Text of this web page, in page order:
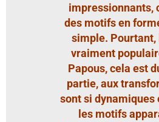
impressionnants,
des motifs en
simple. Pourtant,
vraiment
Papous, cela est
partie, aux
sont si dynamiques
les motifs